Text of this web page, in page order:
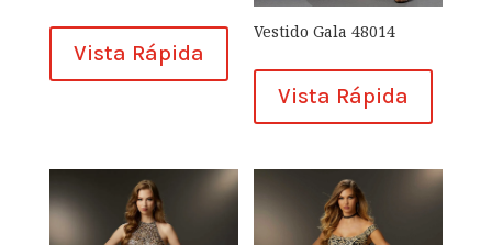
Vista Rápida
Vestido Gala 48014
Vista Rápida